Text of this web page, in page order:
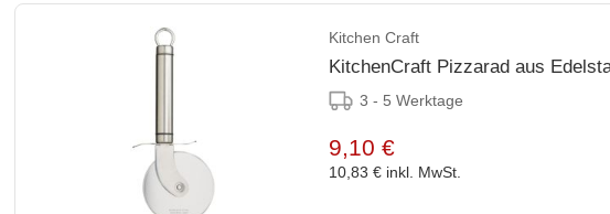
Kitchen Craft
KitchenCraft Pizzarad aus
3 - 5 Werktage
9,10 €
10,83 € inkl. MwSt.